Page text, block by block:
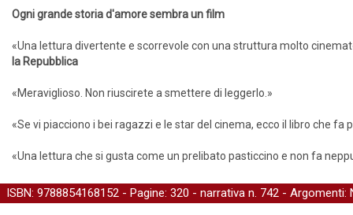
Ogni grande storia d'amore sembra un film
«Una lettura divertente e scorrevole con una struttura molto
la Repubblica
«Meraviglioso. Non riuscirete a smettere di leggerlo.»
«Se vi piacciono i bei ragazzi e le star del cinema, ecco il libro che fa
«Una lettura che si gusta come un prelibato pasticcino e non fa
ISBN: 9788854168152 - Pagine: 320 - narrativa n. 742 - Argomenti: